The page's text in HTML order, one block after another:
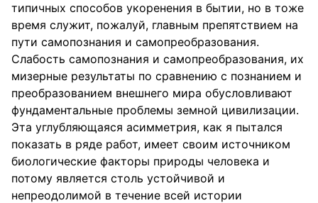
типичных способов укоренения в бытии, но в тоже
время служит, пожалуй, главным препятствием на
пути самопознания и самопреобразования.
Слабость самопознания и самопреобразования, их
мизерные результаты по сравнению с познанием и
преобразованием внешнего мира обусловливают
фундаментальные проблемы земной цивилизации.
Эта углубляющаяся асимметрия, как я пытался
показать в ряде работ, имеет своим источником
биологические факторы природы человека и
потому является столь устойчивой и
непреодолимой в течение всей истории